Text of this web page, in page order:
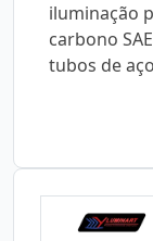
iluminação
carbono
tubos de